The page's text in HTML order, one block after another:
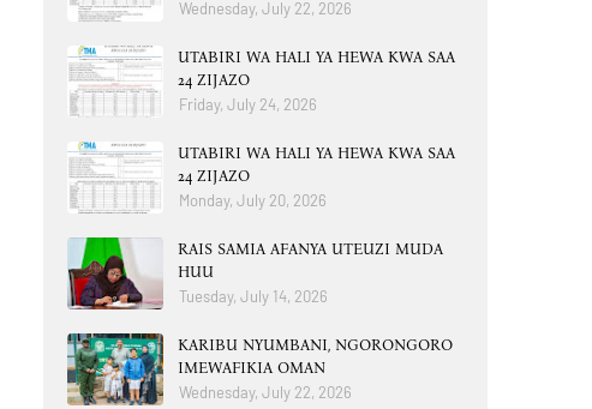
Wednesday, July 22, 2026
UTABIRI WA HALI YA HEWA KWA SAA
24 ZIJAZO
Friday, July 24, 2026
UTABIRI WA HALI YA HEWA KWA SAA
24 ZIJAZO
Monday, July 20, 2026
RAIS SAMIA AFANYA UTEUZI MUDA
HUU
Tuesday, July 14, 2026
KARIBU NYUMBANI, NGORONGORO
IMEWAFIKIA OMAN
Wednesday, July 22, 2026